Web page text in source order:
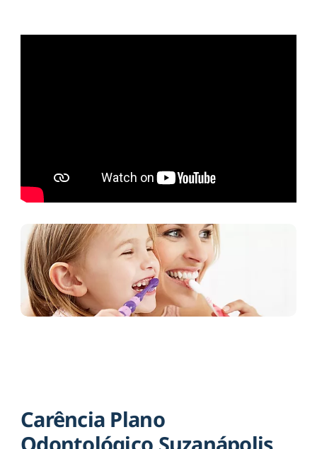
Carência Plano
Odontológico Suzanápolis